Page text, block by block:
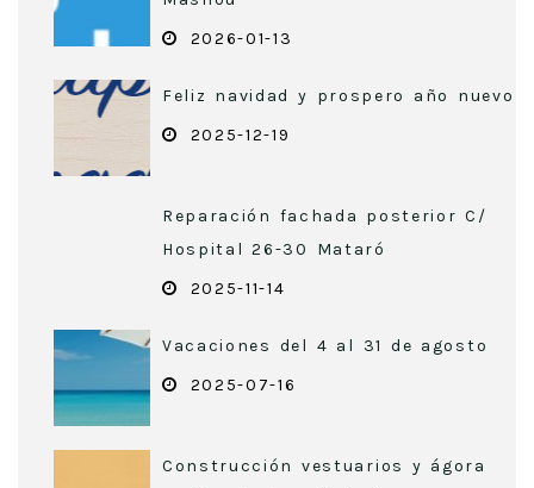
2026-01-13
Feliz navidad y prospero año nuevo
2025-12-19
Reparación fachada posterior C/
Hospital 26-30 Mataró
2025-11-14
Vacaciones del 4 al 31 de agosto
2025-07-16
Construcción vestuarios y ágora